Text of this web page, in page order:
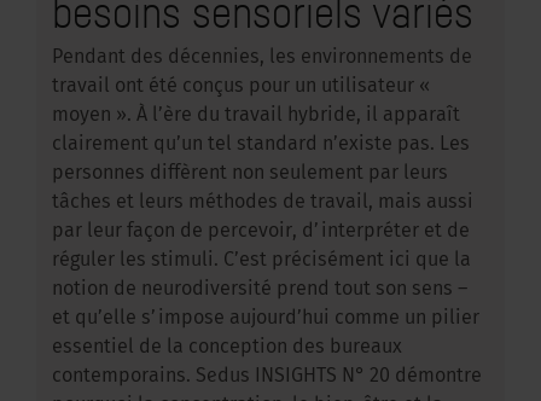
besoins sensoriels variés
Pendant des décennies, les environnements de
travail ont été conçus pour un utilisateur «
moyen ». À l’ère du travail hybride, il apparaît
clairement qu’un tel standard n’existe pas. Les
personnes diffèrent non seulement par leurs
tâches et leurs méthodes de travail, mais aussi
par leur façon de percevoir, d’interpréter et de
réguler les stimuli. C’est précisément ici que la
notion de neurodiversité prend tout son sens –
et qu’elle s’impose aujourd’hui comme un pilier
essentiel de la conception des bureaux
contemporains. Sedus INSIGHTS N° 20 démontre